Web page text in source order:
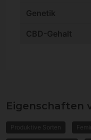
Genetik
CBD-Gehalt
Eigenschaften
Produktive Sorten